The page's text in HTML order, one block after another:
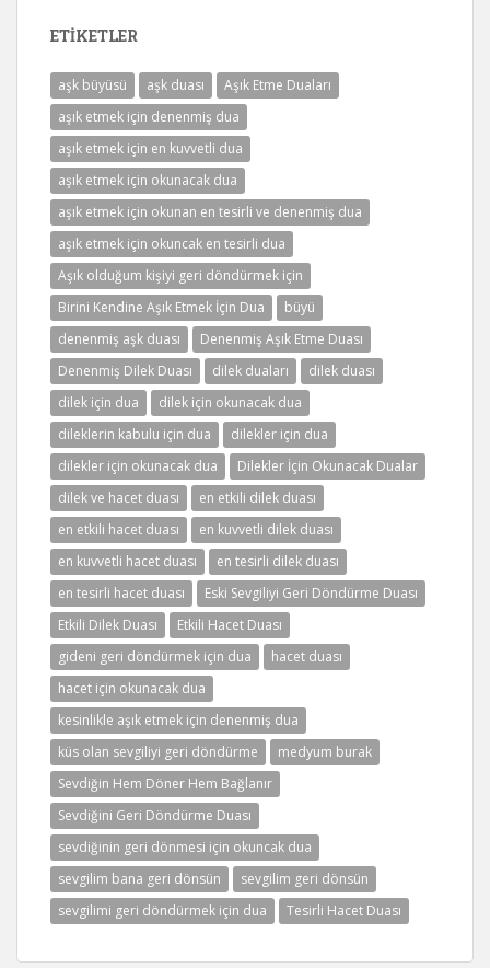
ETIKETLER
aşk büyüsü aşk duası
Aşık Etme Duaları
aşık etmek için denenmiş dua
aşık etmek için en kuvvetli dua
aşık etmek için okunacak dua
aşık etmek için okunan en tesirli ve denenmiş dua
aşık etmek için okuncak en tesirli dua
Aşık olduğum kişiyi geri döndürmek için
Birini Kendine Aşık Etmek İçin Dua
büyü
denenmiş aşk duası
Denenmiş Aşık Etme Duası
Denenmiş Dilek Duası
dilek duaları
dilek duası
dilek için dua
dilek için okunacak dua
dileklerin kabulu için dua
dilekler için dua
dilekler için okunacak dua
Dilekler İçin Okunacak Dualar
dilek ve hacet duası
en etkili dilek duası
en etkili hacet duası
en kuvvetli dilek duası
en kuvvetli hacet duası
en tesirli dilek duası
en tesirli hacet duası
Eski Sevgiliyi Geri Döndürme Duası
Etkili Dilek Duası
Etkili Hacet Duası
gideni geri döndürmek için dua
hacet duası
hacet için okunacak dua
kesinlikle aşık etmek için denenmiş dua
küs olan sevgiliyi geri döndürme
medyum burak
Sevdiğin Hem Döner Hem Bağlanır
Sevdiğini Geri Döndürme Duası
sevdiğinin geri dönmesi için okuncak dua
sevgilim bana geri dönsün
sevgilim geri dönsün
sevgilimi geri döndürmek için dua
Tesirli Hacet Duası